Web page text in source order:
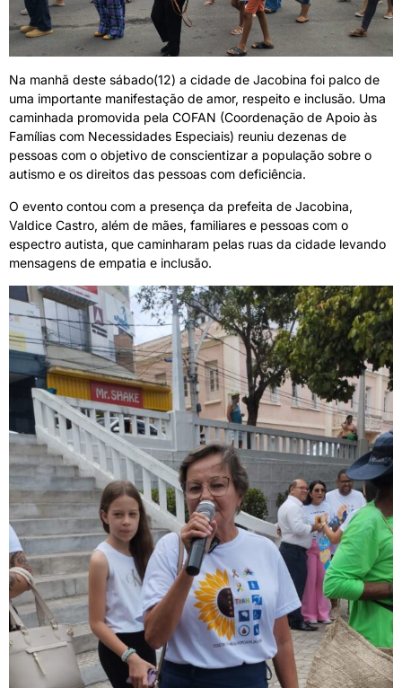
Na manhã deste sábado(12) a cidade de Jacobina foi palco de
uma importante manifestação de amor, respeito e inclusão. Uma
caminhada promovida pela COFAN (Coordenação de Apoio às
Famílias com Necessidades Especiais) reuniu dezenas de
pessoas com o objetivo de conscientizar a população sobre o
autismo e os direitos das pessoas com deficiência.
O evento contou com a presença da prefeita de Jacobina,
Valdice Castro, além de mães, familiares e pessoas com o
espectro autista, que caminharam pelas ruas da cidade levando
mensagens de empatia e inclusão.